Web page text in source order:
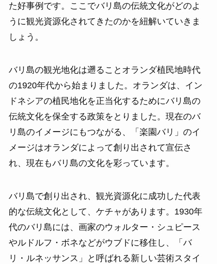
た好事例です。ここでバリ島の伝統文化がどのよ
うに観光資源化されてきたのかを紐解いていきま
しょう。
バリ島の観光地化は遡ることオランダ植民地時代
の1920年代から始まりました。オランダは、イン
ドネシアの植民地化を正当化するためにバリ島の
伝統文化を保全する政策をとりました。現在のバ
リ島のイメージにもつながる、「楽園バリ」のイ
メージはオランダによって創り出されて宣伝さ
れ、現在もバリ島の文化を彩っています。
バリ島で創り出され、観光資源化に成功した代表
的な伝統文化として、ケチャがあります。1930年
代のバリ島には、画家のウォルター・シュピース
やルドルフ・ボネなどがウブドに移住し、「バ
リ・ルネッサンス」と呼ばれる新しい芸術スタイ